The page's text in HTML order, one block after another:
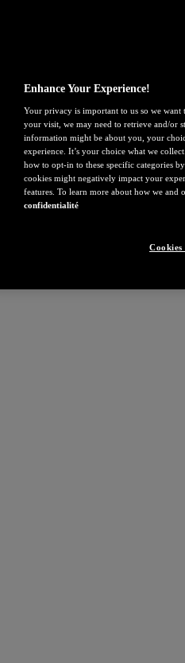
Enhance Your Experience!
Your privacy is important to us so we
your visit, we may need to retrieve and/or
information might be about you, your
experience. It’s your choice what we
how to opt-in to these specific categories
cookies might negatively impact your
features. To learn more about how we and
confidentialité
Cookies